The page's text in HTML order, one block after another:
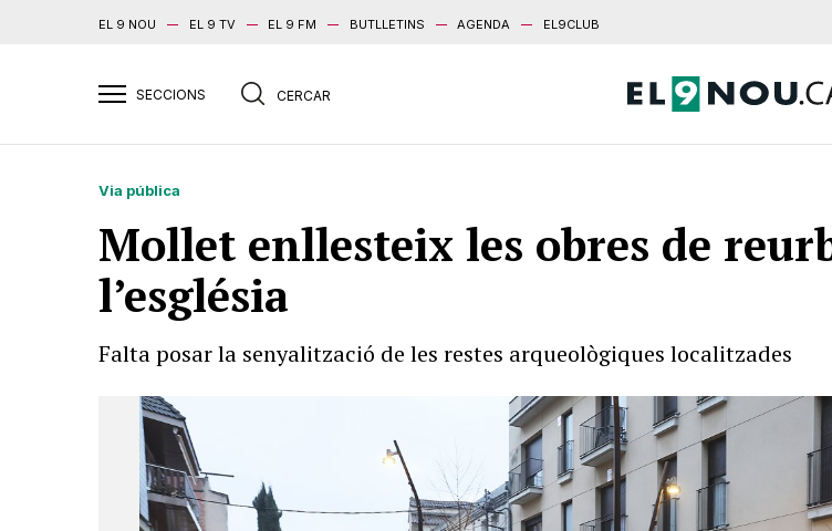
EL 9 NOU EL 9 TV EL 9 FM BUTLLETINS AGENDA EL9CLUB
Via pública
Mollet enllesteix les obres de
l’església
Falta posar la senyalització de les restes arqueològiques localitzades